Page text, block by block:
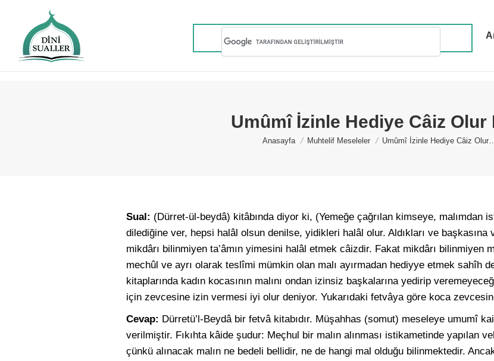
Umûmî İzinle Hediye Câiz Olur
You are here:
Anasayfa Muhtelif Meseleler Umûmî İzinle Hediye Câiz Olur…
Sual: (Dürret-ül-beydâ) kitâbında diyor ki, (Yemeğe çağrılan kimseye, malımdan
dilediğine ver, hepsi halâl olsun denilse, yidikleri halâl olur. Aldıkları ve
mikdârı bilinmiyen ta’âmın yimesini halâl etmek câizdir. Fakat mikdârı bilinmiyen
mechûl ve ayrı olarak teslîmi mümkin olan malı ayırmadan hediyye etmek sahîh
kitaplarında kadın kocasının malını ondan izinsiz başkalarına yedirip
için zevcesine izin vermesi iyi olur deniyor. Yukarıdaki fetvâya göre koca
Cevap: Dürretü’l-Beydâ bir fetvâ kitabıdır. Müşahhas (somut) meseleye umumî
verilmiştir. Fıkıhta kâide şudur: Meçhul bir malın alınması istikametinde yapılan
çünkü alınacak malın ne bedeli bellidir, ne de hangi mal olduğu bilinmektedir.